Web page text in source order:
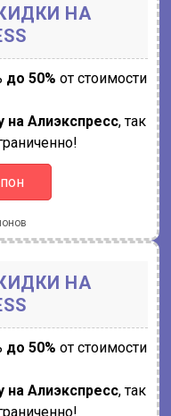
НА
до 50% от стоимости
на Алиэкспресс, так
НА
до 50% от стоимости
на Алиэкспресс, так